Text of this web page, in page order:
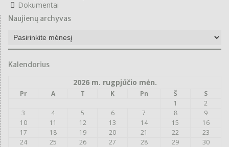
Dokumentai
Naujienų archyvas
Naujienų
archyvas
Kalendorius
2026 m. rugpjūčio mėn.
Pr A T K Pn Š
S
1
2
3
4 5 6 7 8
9
10
11 12 13 14 15
16
17
18 19 20 21 22
23
24
25 26 27 28 29
30